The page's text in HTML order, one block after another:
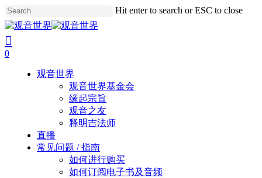
Skip
to
main
content
Hit enter to search or ESC to close
Close
Search
search
account
0
观音世界
观音世界基金会
缘起宗旨
观音之友
释明吉法师
直播
常见问题 / 指南
如何进行购买
如何订阅电子书及音频